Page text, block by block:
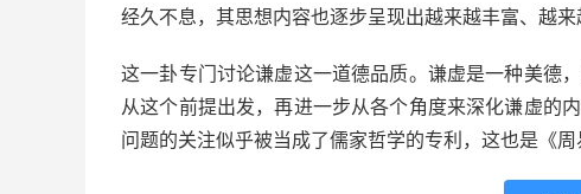
经久不息，其思想内容也逐步呈现出越来越丰富、越来
这一卦专门讨论谦虚这一道德品质。谦虚是一种美德
从这个前提出发，再进一步从各个角度来深化谦虚的
问题的关注似乎被当成了儒家哲学的专利，这也是《周